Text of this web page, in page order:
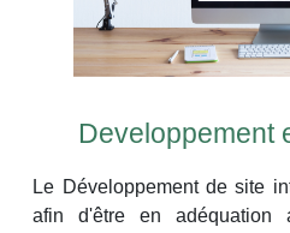
Developpement
Le Développement de site
afin d'être en adéquation